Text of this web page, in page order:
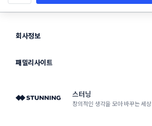
회사정보
패밀리사이트
스터닝
창의적인 생각을 모아 바꾸는 세상